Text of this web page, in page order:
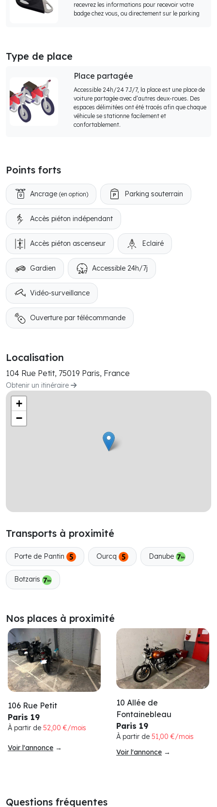
recevrez les informations pour recevoir votre
badge chez vous, ou directement sur le parking
Type de place
Place partagée
Accessible 24h/24 7J/7, la place est une place de
voiture partagée avec d’autres deux-roues. Des
espaces délimitées ont été tracés afin que chaque
véhicule se stationne facilement et
confortablement.
Points forts
Ancrage (en option) Parking souterrain
Accès piéton indépendant
Accès piéton ascenseur Eclairé
Gardien Accessible 24h/7j
Vidéo-surveillance
Ouverture par télécommande
Localisation
104 Rue Petit, 75019 Paris, France
Obtenir un itinéraire
+
−
Transports à proximité
Porte de Pantin Ourcq Danube
Botzaris
Nos places à proximité
106 Rue Petit
Paris 19
À partir de 52,00 €/mois
Voir l'annonce →
10 Allée de
Fontainebleau
Paris 19
À partir de 51,00 €/mois
Voir l'annonce →
Questions fréquentes